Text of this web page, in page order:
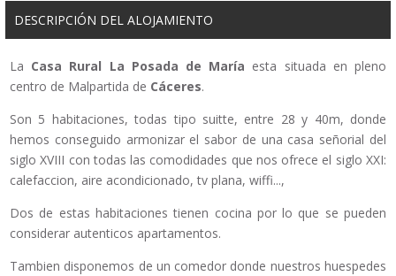
DESCRIPCIÓN DEL ALOJAMIENTO
La Casa Rural La Posada de María esta situada en pleno
centro de Malpartida de Cáceres.
Son 5 habitaciones, todas tipo suitte, entre 28 y 40m, donde
hemos conseguido armonizar el sabor de una casa señorial del
siglo XVIII con todas las comodidades que nos ofrece el siglo XXI:
calefaccion, aire acondicionado, tv plana, wiffi...,
Dos de estas habitaciones tienen cocina por lo que se pueden
considerar autenticos apartamentos.
Tambien disponemos de un comedor donde nuestros huespedes